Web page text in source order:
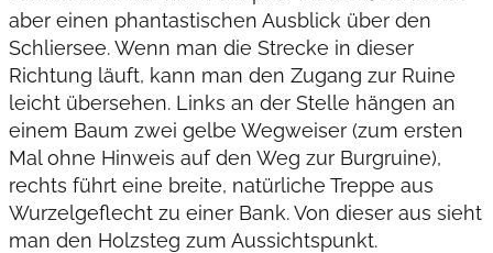
aber einen phantastischen Ausblick über den
Schliersee. Wenn man die Strecke in dieser
Richtung läuft, kann man den Zugang zur Ruine
leicht übersehen. Links an der Stelle hängen an
einem Baum zwei gelbe Wegweiser (zum ersten
Mal ohne Hinweis auf den Weg zur Burgruine),
rechts führt eine breite, natürliche Treppe aus
Wurzelgeflecht zu einer Bank. Von dieser aus sieht
man den Holzsteg zum Aussichtspunkt.